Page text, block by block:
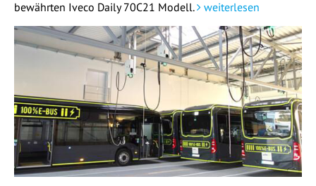
bewährten Iveco Daily 70C21 Modell. weiterlesen